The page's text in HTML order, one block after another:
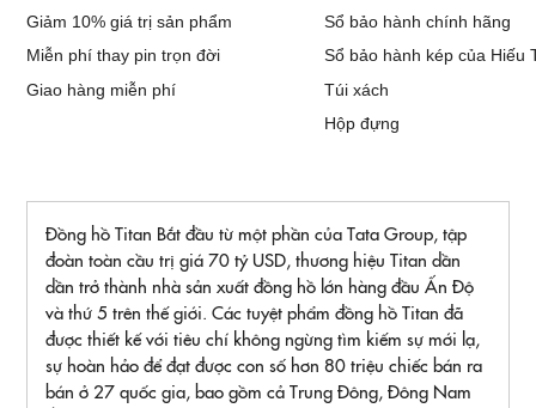
Giảm 10% giá trị sản phẩm
Sổ bảo hành chính hãng
Miễn phí thay pin trọn đời
Sổ bảo hành kép của Hiếu
Giao hàng miễn phí
Túi xách
Hộp đựng
Đồng hồ Titan Bắt đầu từ một phần của Tata Group, tập
đoàn toàn cầu trị giá 70 tỷ USD, thương hiệu Titan dần
dần trở thành nhà sản xuất đồng hồ lớn hàng đầu Ấn Độ
và thứ 5 trên thế giới. Các tuyệt phẩm đồng hồ Titan đã
được thiết kế với tiêu chí không ngừng tìm kiếm sự mới lạ,
sự hoàn hảo để đạt được con số hơn 80 triệu chiếc bán ra
bán ở 27 quốc gia, bao gồm cả Trung Đông, Đông Nam